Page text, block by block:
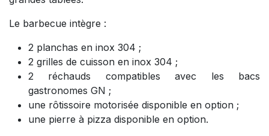
Le barbecue intègre :
2 planchas en inox 304 ;
2 grilles de cuisson en inox 304 ;
2 réchauds compatibles avec les bacs
gastronomes GN ;
une rôtissoire motorisée disponible en option ;
une pierre à pizza disponible en option.